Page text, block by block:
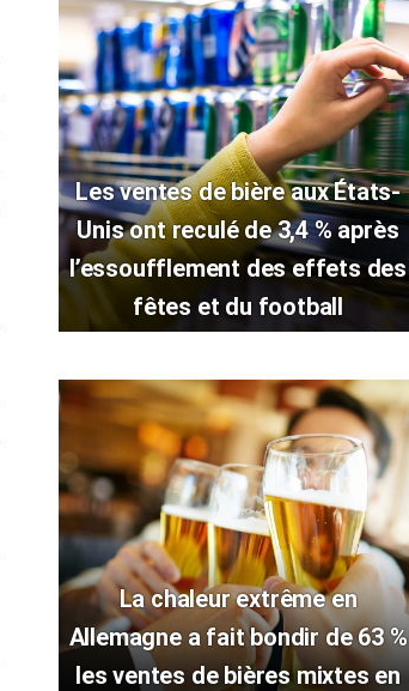
Les ventes de bière aux États-
Unis ont reculé de 3,4 % après
l’essoufflement des effets des
fêtes et du football
La chaleur extrême en
Allemagne a fait bondir de 63 %
les ventes de bières mixtes en